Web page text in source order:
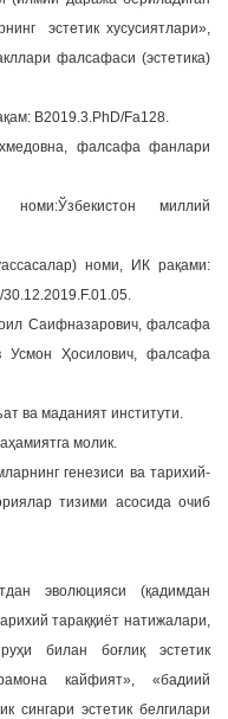
эстетик хусусиятлари»,
фалсафаси (эстетика)
B2019.3.PhD/Fa128.
фалсафа фанлари
номи:Ўзбекистон миллий
номи, ИК рақами:
Саифназарович, фалсафа
Усмон Ҳосилович, фалсафа
ва маданият институти.
молик.
генезиси ва тарихий-
тизими асосида очиб
эволюцияси (қадимдан
тараққиёт натижалари,
билан боғлиқ эстетик
кайфият», «бадиий
сингари эстетик белгилари